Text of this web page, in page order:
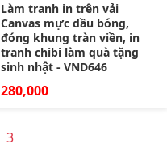
Làm tranh in trên vải
Canvas mực dầu bóng,
đóng khung tràn viền, in
tranh chibi làm quà tặng
sinh nhật - VND646
280,000
3